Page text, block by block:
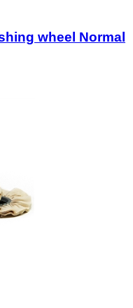
wheel Normal